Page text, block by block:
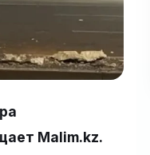
Malim.kz.